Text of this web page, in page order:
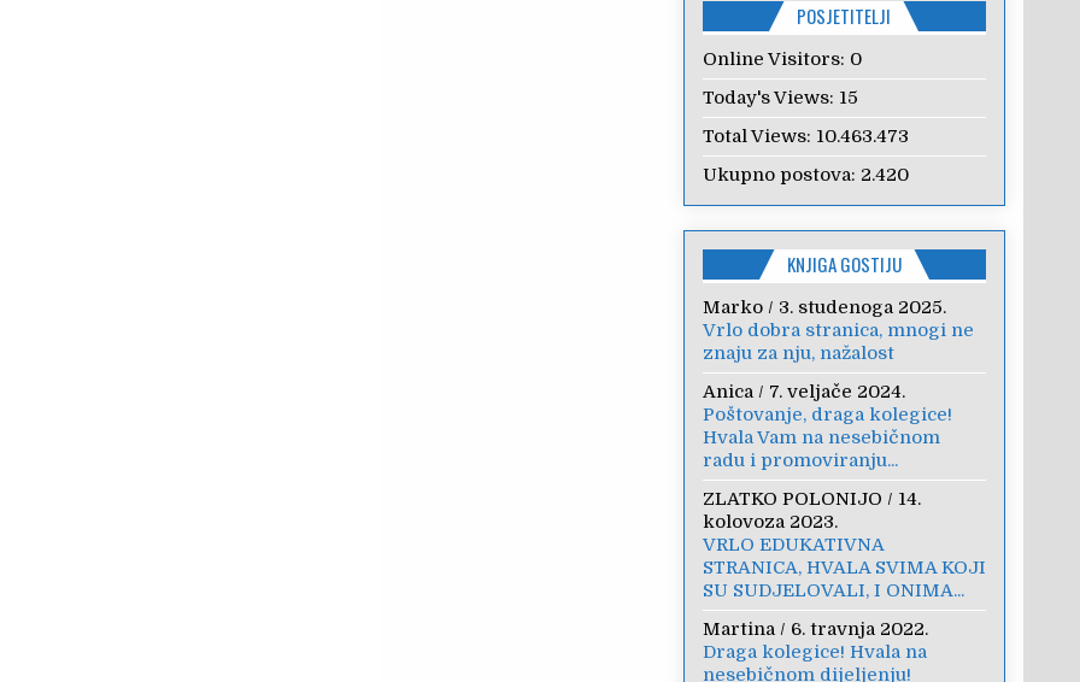
POSJETITELJI
Online Visitors: 0
Today's Views: 15
Total Views: 10.463.473
Ukupno postova: 2.420
KNJIGA GOSTIJU
Marko/ 3. studenoga 2025.
Vrlo dobra stranica, mnogi ne
znaju za nju, nažalost
Anica/ 7. veljače 2024.
Poštovanje, draga kolegice!
Hvala Vam na nesebičnom
radu i promoviranju...
ZLATKO POLONIJO / 14.
kolovoza 2023.
VRLO EDUKATIVNA
STRANICA, HVALA SVIMA KOJI
SU SUDJELOVALI, I ONIMA...
Martina/ 6. travnja 2022.
Draga kolegice! Hvala na
nesebičnom dijeljenju!